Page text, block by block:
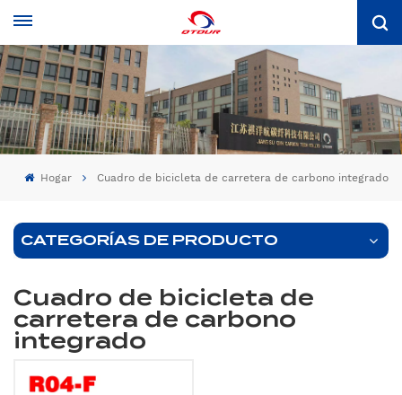
Hogar Cuadro de bicicleta de carretera de carbono integrado
CATEGORÍAS DE PRODUCTO
Cuadro de bicicleta de
carretera de carbono
integrado